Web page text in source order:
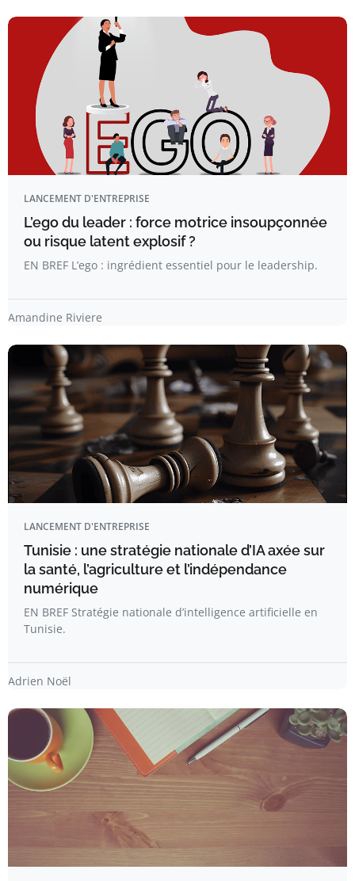
LANCEMENT D'ENTREPRISE
L’ego du leader : force motrice insoupçonnée
ou risque latent explosif ?
EN BREF L’ego : ingrédient essentiel pour le leadership.
Amandine Riviere
LANCEMENT D'ENTREPRISE
Tunisie : une stratégie nationale d’IA axée sur
la santé, l’agriculture et l’indépendance
numérique
EN BREF Stratégie nationale d’intelligence artificielle en
Tunisie.
Adrien Noël